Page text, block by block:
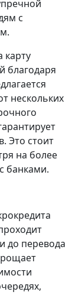
с
карту
благодаря
нескольких
Это стоит
на более
банками.
до перевода